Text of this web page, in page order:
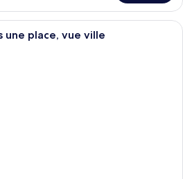
Une chambre d’hôtel avec deux
une place, vue ville